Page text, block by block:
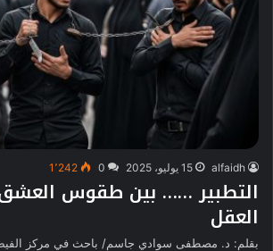
alfaidh 15 يوليو، 2025 0 1٬242
التطبير …… بين طقوس
العقل
بقلم: د. مصطفى سوادي جاسم/ باحث في مركز